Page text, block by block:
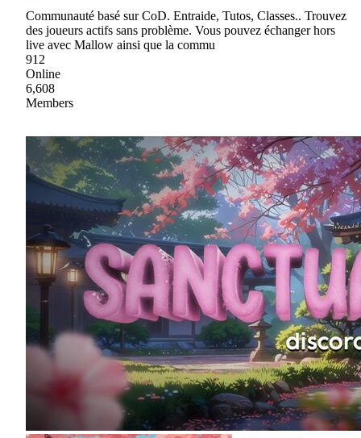
Communauté basé sur CoD. Entraide, Tutos, Classes.. Trouvez
des joueurs actifs sans problème. Vous pouvez échanger hors
live avec Mallow ainsi que la commu
912
Online
6,608
Members